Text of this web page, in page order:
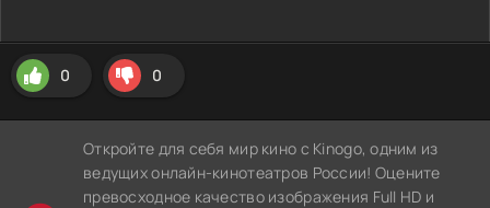
0 0
Откройте для себя мир кино с Kinogo, одним из
ведущих онлайн-кинотеатров России! Оцените
превосходное качество изображения Full HD и